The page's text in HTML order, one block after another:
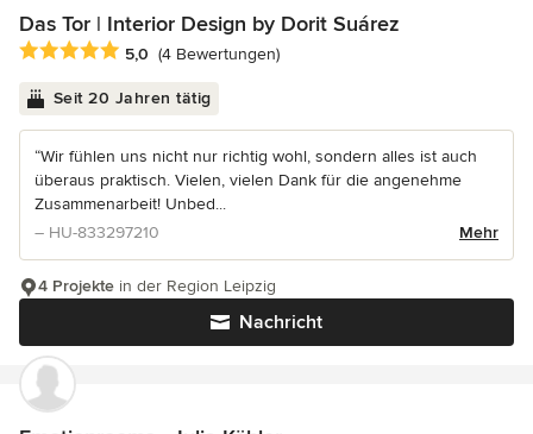
Das Tor | Interior Design by Dorit Suárez
Durchschnittliche Bewertung: 5 von 5 Sternen
5,0 (4 Bewertungen)
Seit 20 Jahren tätig
“Wir fühlen uns nicht nur richtig wohl, sondern alles ist auch
überaus praktisch. Vielen, vielen Dank für die angenehme
Zusammenarbeit! Unbed...
– HU-833297210
Mehr
Nachricht
4 Projekte in der Region Leipzig